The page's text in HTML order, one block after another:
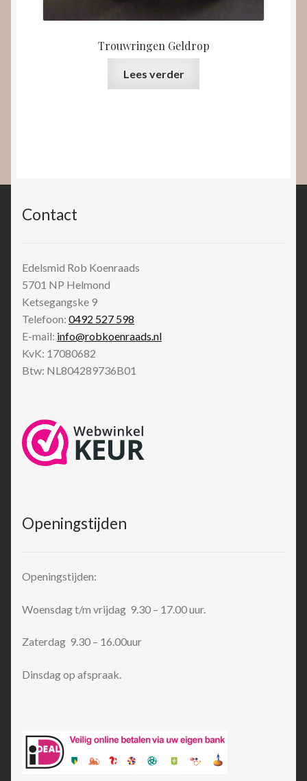
Trouwringen Geldrop
Lees verder
Contact
Edelsmid Rob Koenraads
5701 NP Helmond
Ketsegangske 9
Telefoon: 0492 527 598
E-mail: info@robkoenraads.nl
KvK: 17080682
Btw: NL804289736B01
Openingstijden
Openingstijden:
Woensdag t/m vrijdag 9.30 – 17.00 uur.
Zaterdag 9.30 – 16.00uur
Dinsdag op afspraak.